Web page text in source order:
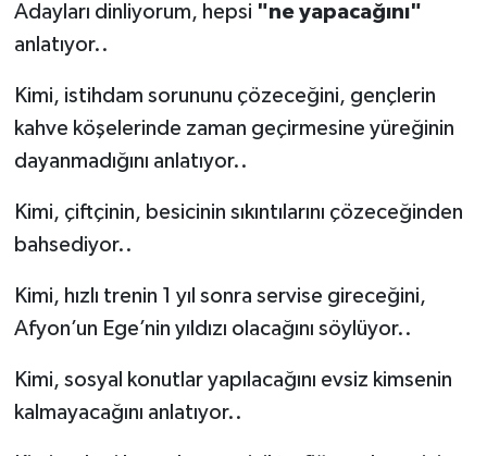
Adayları dinliyorum, hepsi "ne yapacağını"
anlatıyor..
Kimi, istihdam sorununu çözeceğini, gençlerin
kahve köşelerinde zaman geçirmesine yüreğinin
dayanmadığını anlatıyor..
Kimi, çiftçinin, besicinin sıkıntılarını çözeceğinden
bahsediyor..
Kimi, hızlı trenin 1 yıl sonra servise gireceğini,
Afyon’un Ege’nin yıldızı olacağını söylüyor..
Kimi, sosyal konutlar yapılacağını evsiz kimsenin
kalmayacağını anlatıyor..